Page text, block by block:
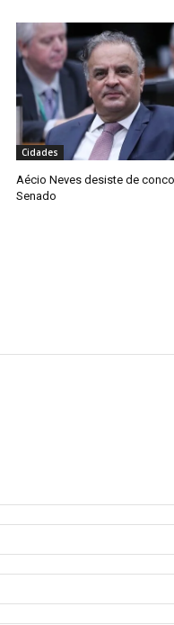
Cidades
Aécio Neves desiste de
Senado